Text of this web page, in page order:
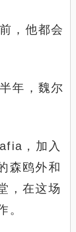
，他都会
年，魏尔
，加入
森鸥外和
，在这场
。